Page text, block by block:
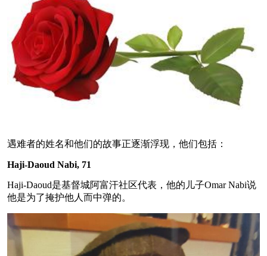
遇难者的姓名和他们的故事正逐渐浮现，他们包括：
Haji-Daoud Nabi, 71
Haji-Daoud是基督城阿富汗社区代表，他的儿子Omar Nabi说
他是为了掩护他人而中弹的。